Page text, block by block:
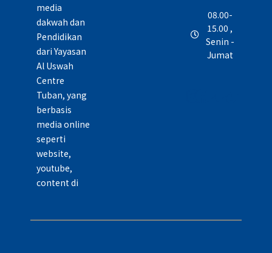
media
dakwah dan
Pendidikan
dari Yayasan
Al Uswah
Centre
Tuban, yang
berbasis
media online
seperti
website,
youtube,
content di
08.00-
15.00 ,
Senin -
Jumat